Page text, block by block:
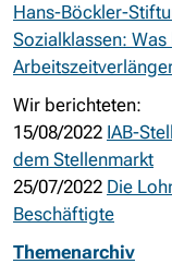
Hans-Böckler-
Sozialklassen:
Wir berichteten:
15/08/2022 IAB-
dem Stellenmarkt
25/07/2022 Die
Beschäftigte
Themenarchiv